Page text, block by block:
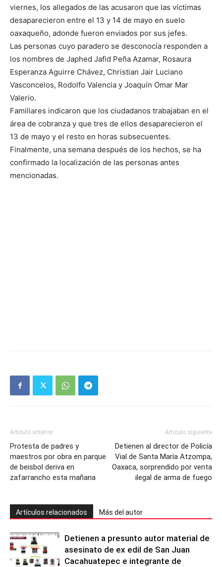
viernes, los allegados de las acusaron que las víctimas
desaparecieron entre el 13 y 14 de mayo en suelo
oaxaqueño, adonde fueron enviados por sus jefes.
Las personas cuyo paradero se desconocía responden a
los nombres de Japhed Jafid Peña Azamar, Rosaura
Esperanza Aguirre Chávez, Christian Jair Luciano
Vasconcelos, Rodolfo Valencia y Joaquín Omar Mar
Valerio.
Familiares indicaron que los ciudadanos trabajaban en el
área de cobranza y que tres de ellos desaparecieron el
13 de mayo y el resto en horas subsecuentes.
Finalmente, una semana después de los hechos, se ha
confirmado la localización de las personas antes
mencionadas.
Artículo anterior
Protesta de padres y
maestros por obra en parque
de beisbol deriva en
zafarrancho esta mañana
Artículo siguiente
Detienen al director de Policía
Vial de Santa María Atzompa,
Oaxaca, sorprendido por venta
ilegal de arma de fuego
Artículos relacionados Más del autor
Detienen a presunto autor material de
asesinato de ex edil de San Juan
Cacahuatepec e integrante de